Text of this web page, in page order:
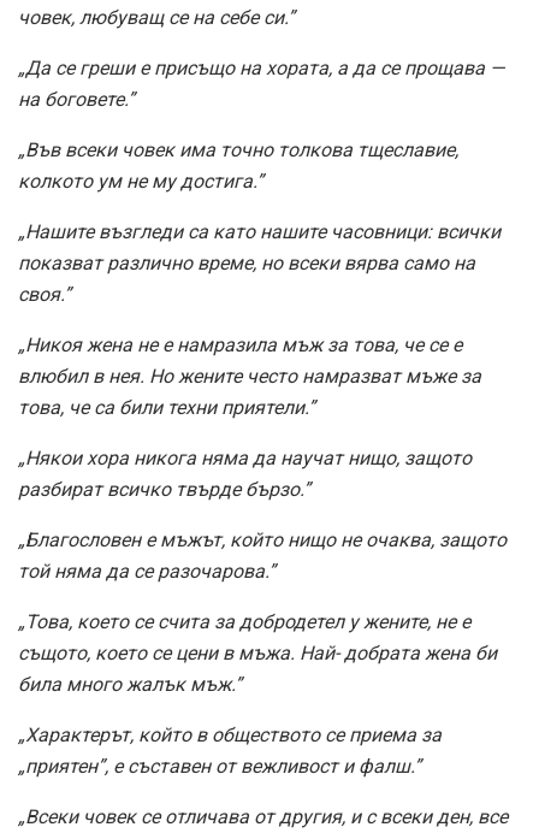
човек, любуващ се на себе си.”
„Да се греши е присъщо на хората, а да се прощава —
на боговете.”
„Във всеки човек има точно толкова тщеславие,
колкото ум не му достига.”
„Нашите възгледи са като нашите часовници: всички
показват различно време, но всеки вярва само на
своя.”
„Никоя жена не е намразила мъж за това, че се е
влюбил в нея. Но жените често намразват мъже за
това, че са били техни приятели.”
„Някои хора никога няма да научат нищо, защото
разбират всичко твърде бързо.”
„Благословен е мъжът, който нищо не очаква, защото
той няма да се разочарова.”
„Това, което се счита за добродетел у жените, не е
същото, което се цени в мъжа. Най- добрата жена би
била много жалък мъж.”
„Характерът, който в обществото се приема за
„приятен”, е съставен от вежливост и фалш.”
„Всеки човек се отличава от другия, и с всеки ден, все